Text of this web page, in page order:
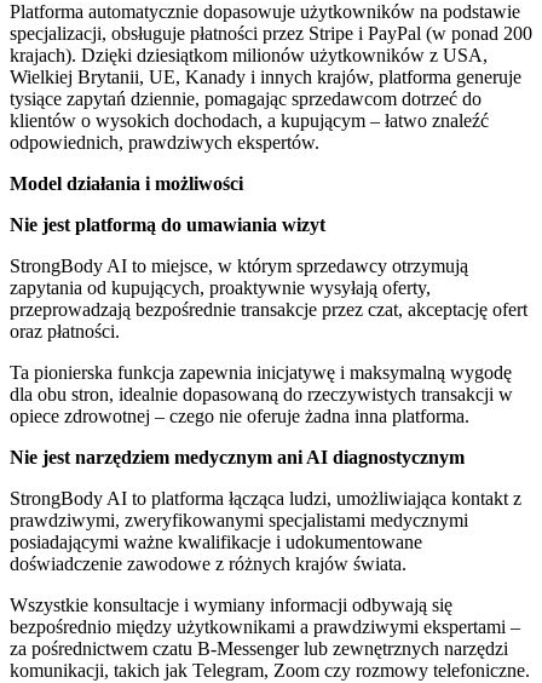
Platforma automatycznie dopasowuje użytkowników na podstawie
specjalizacji, obsługuje płatności przez Stripe i PayPal (w ponad 200
krajach). Dzięki dziesiątkom milionów użytkowników z USA,
Wielkiej Brytanii, UE, Kanady i innych krajów, platforma generuje
tysiące zapytań dziennie, pomagając sprzedawcom dotrzeć do
klientów o wysokich dochodach, a kupującym – łatwo znaleźć
odpowiednich, prawdziwych ekspertów.
Model działania i możliwości
Nie jest platformą do umawiania wizyt
StrongBody AI to miejsce, w którym sprzedawcy otrzymują
zapytania od kupujących, proaktywnie wysyłają oferty,
przeprowadzają bezpośrednie transakcje przez czat, akceptację ofert
oraz płatności.
Ta pionierska funkcja zapewnia inicjatywę i maksymalną wygodę
dla obu stron, idealnie dopasowaną do rzeczywistych transakcji w
opiece zdrowotnej – czego nie oferuje żadna inna platforma.
Nie jest narzędziem medycznym ani AI diagnostycznym
StrongBody AI to platforma łącząca ludzi, umożliwiająca kontakt z
prawdziwymi, zweryfikowanymi specjalistami medycznymi
posiadającymi ważne kwalifikacje i udokumentowane
doświadczenie zawodowe z różnych krajów świata.
Wszystkie konsultacje i wymiany informacji odbywają się
bezpośrednio między użytkownikami a prawdziwymi ekspertami –
za pośrednictwem czatu B-Messenger lub zewnętrznych narzędzi
komunikacji, takich jak Telegram, Zoom czy rozmowy telefoniczne.